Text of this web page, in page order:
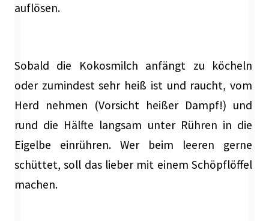
auflösen.
Sobald die Kokosmilch anfängt zu köcheln
oder zumindest sehr heiß ist und raucht, vom
Herd nehmen (Vorsicht heißer Dampf!) und
rund die Hälfte langsam unter Rühren in die
Eigelbe einrühren. Wer beim leeren gerne
schüttet, soll das lieber mit einem Schöpflöffel
machen.